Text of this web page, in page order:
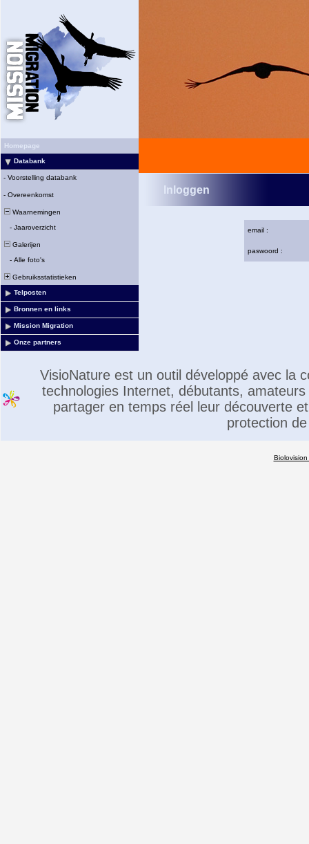
Homepage
Databank
- Voorstelling databank
- Overeenkomst
Waarnemingen
- Jaaroverzicht
Galerijen
- Alle foto's
Gebruiksstatistieken
Telposten
Bronnen en links
Mission Migration
Onze partners
Inloggen
email :
paswoord :
VisioNature est un outil développé avec la
technologies Internet, débutants,
partager en temps réel leur découverte
protection
Biolovision